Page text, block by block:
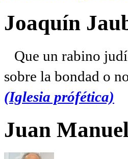
Joaquín
Que un rabino
sobre la bondad o
(Iglesia prófética)
Juan